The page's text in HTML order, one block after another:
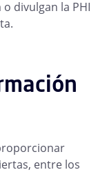
divulgan la PHI
entre los